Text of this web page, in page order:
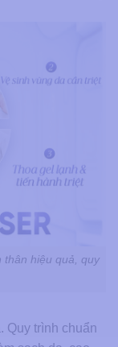
thân hiệu quả, quy
Quy trình chuẩn